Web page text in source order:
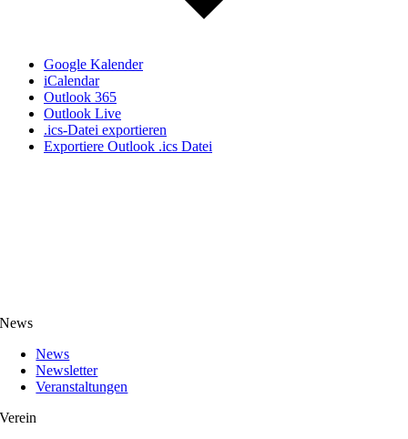
Google Kalender
iCalendar
Outlook 365
Outlook Live
.ics-Datei exportieren
Exportiere Outlook .ics Datei
News
News
Newsletter
Veranstaltungen
Verein